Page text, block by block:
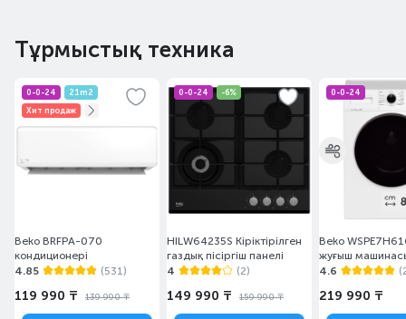
Тұрмыстық техника
0-0-24
21m2
Хит продаж
Beko BRFPA-070
кондиционері
4.85
(531)
119 990 ₸ 139 990 ₸
0-0-24 -6%
HILW64235S Кіріктірілген
газдық пісіргіш панелі
4
(2)
149 990 ₸ 159 990 ₸
0-0-24
Beko
жуғыш
4.6
219 990 ₸